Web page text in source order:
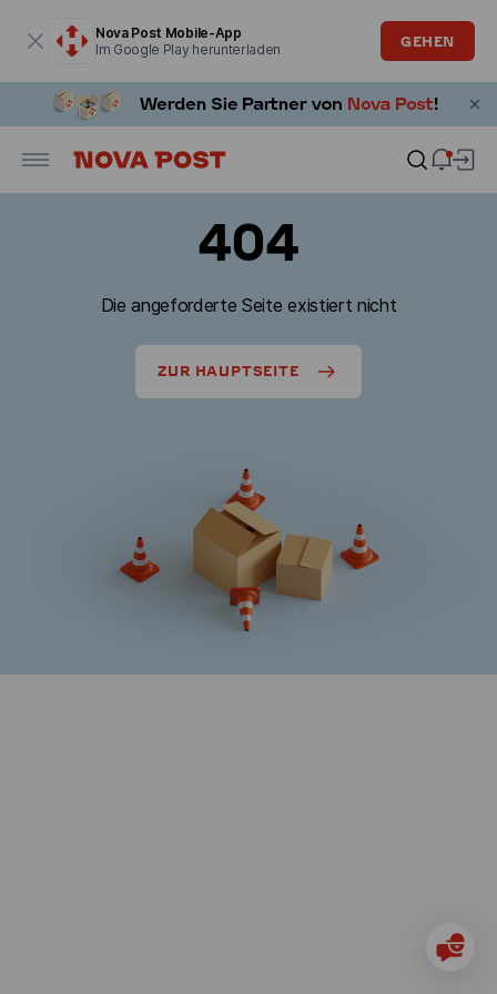
Nova Post Mobile-App
Im Google Play herunterladen
GEHEN
404
Die angeforderte Seite existiert nicht
ZUR HAUPTSEITE